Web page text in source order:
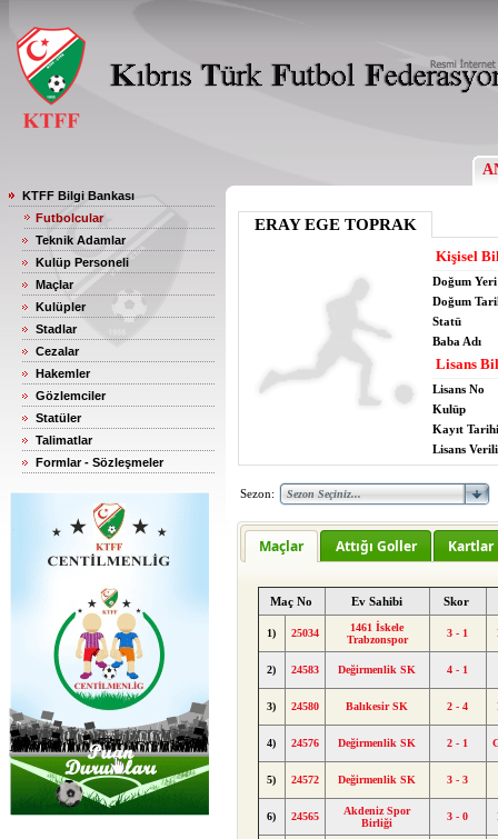
KTFF Bilgi Bankası
Futbolcular
Teknik Adamlar
Kulüp Personeli
Maçlar
Kulüpler
Stadlar
Cezalar
Hakemler
Gözlemciler
Statüler
Talimatlar
Formlar - Sözleşmeler
ERAY EGE TOPRAK
Kişisel
Doğum Yeri
Doğum
Statü
Baba Adı
Lisans
Lisans No
Kulüp
Kayıt Tarihi
Lisans
Sezon:
Maçlar Attığı Goller Kartlar
Maç No Ev Sahibi Skor
1) 25034
1461 İskele
Trabzonspor
3 - 1
2) 24583 Değirmenlik SK 4 - 1
3) 24580 Balıkesir SK 2 - 4
4) 24576 Değirmenlik SK 2 - 1
5) 24572 Değirmenlik SK 3 - 3
6) 24565
Akdeniz Spor
Birliği
3 - 0